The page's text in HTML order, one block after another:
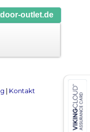
outlet.de
| Kontakt